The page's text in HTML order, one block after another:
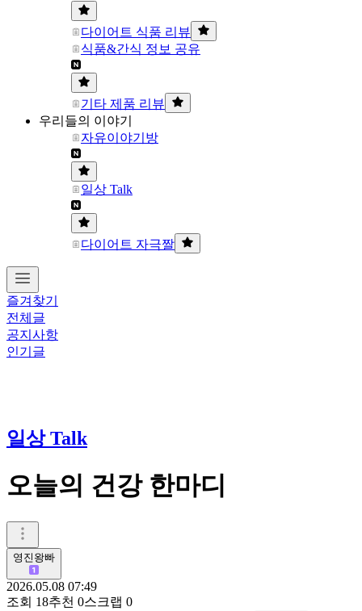
다이어트 식품 리뷰
식품&간식 정보 공유
기타 제품 리뷰
우리들의 이야기
자유이야기방
일상 Talk
다이어트 자극짤
즐겨찾기
전체글
공지사항
인기글
일상 Talk
오늘의 건강 한마디
영진왕빠
2026.05.08 07:49
조회 18추천 0스크랩 0